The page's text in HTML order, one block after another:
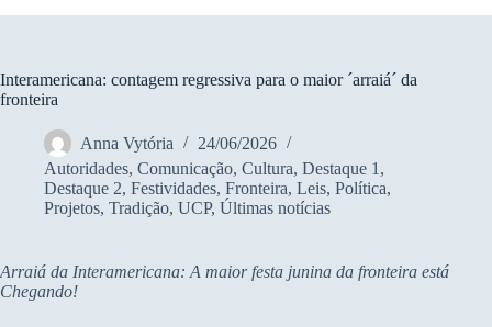
Interamericana: contagem regressiva para o maior ´arraiá´ da
fronteira
Anna Vytória
24/06/2026
Autoridades, Comunicação, Cultura, Destaque 1 ,
Destaque 2, Festividades, Fronteira, Leis, Política,
Projetos, Tradição, UCP, Últimas notícias
Arraiá da Interamericana: A maior festa junina da fronteira está
Chegando!